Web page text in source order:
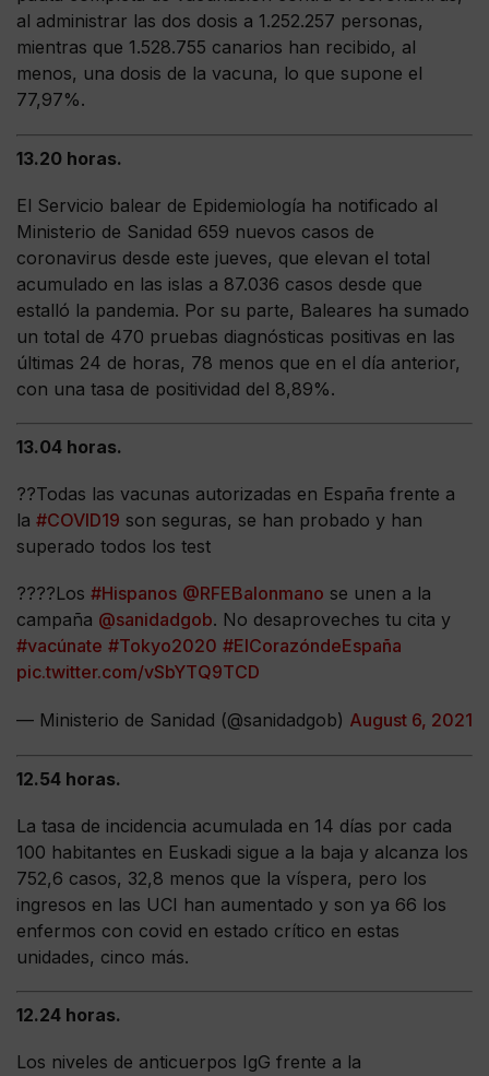
al administrar las dos dosis a 1.252.257 personas,
mientras que 1.528.755 canarios han recibido, al
menos, una dosis de la vacuna, lo que supone el
77,97%.
13.20 horas.
El Servicio balear de Epidemiología ha notificado al
Ministerio de Sanidad 659 nuevos casos de
coronavirus desde este jueves, que elevan el total
acumulado en las islas a 87.036 casos desde que
estalló la pandemia. Por su parte, Baleares ha sumado
un total de 470 pruebas diagnósticas positivas en las
últimas 24 de horas, 78 menos que en el día anterior,
con una tasa de positividad del 8,89%.
13.04 horas.
??Todas las vacunas autorizadas en España frente a
la #COVID19 son seguras, se han probado y han
superado todos los test
??‍??Los #Hispanos @RFEBalonmano se unen a la
campaña @sanidadgob. No desaproveches tu cita y
#vacúnate #Tokyo2020 #ElCorazóndeEspaña
pic.twitter.com/vSbYTQ9TCD
— Ministerio de Sanidad (@sanidadgob) August 6, 2021
12.54 horas.
La tasa de incidencia acumulada en 14 días por cada
100 habitantes en Euskadi sigue a la baja y alcanza los
752,6 casos, 32,8 menos que la víspera, pero los
ingresos en las UCI han aumentado y son ya 66 los
enfermos con covid en estado crítico en estas
unidades, cinco más.
12.24 horas.
Los niveles de anticuerpos IgG frente a la